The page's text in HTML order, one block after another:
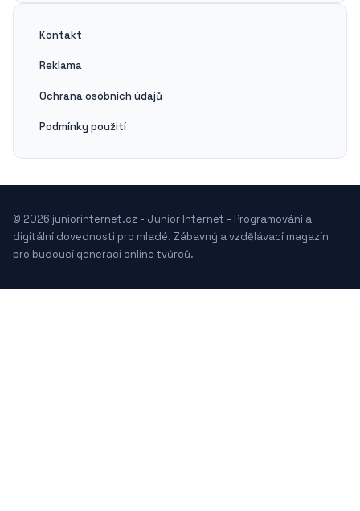
Kontakt
Reklama
Ochrana osobních údajů
Podmínky použití
© 2026 juniorinternet.cz - Junior Internet - Programování a
digitální dovednosti pro mladé. Zábavný a vzdělávací magazín
pro budoucí generaci online tvůrců.